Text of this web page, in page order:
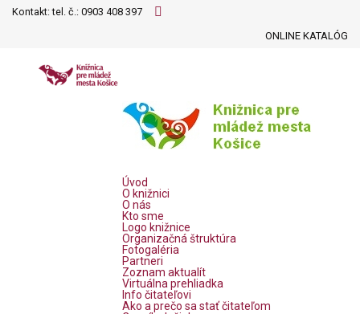
Kontakt: tel. č.: 0903 408 397
ONLINE KATALÓG
Úvod
O knižnici
O nás
Kto sme
Logo knižnice
Organizačná štruktúra
Fotogaléria
Partneri
Zoznam aktualít
Virtuálna prehliadka
Info čitateľovi
Ako a prečo sa stať čitateľom